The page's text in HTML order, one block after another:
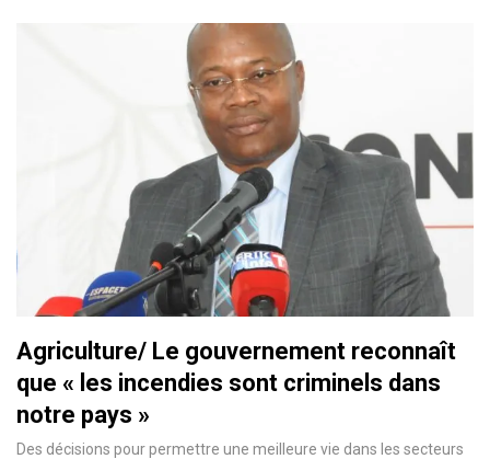
Agriculture/ Le gouvernement reconnaît
que « les incendies sont criminels dans
notre pays »
Des décisions pour permettre une meilleure vie dans les secteurs